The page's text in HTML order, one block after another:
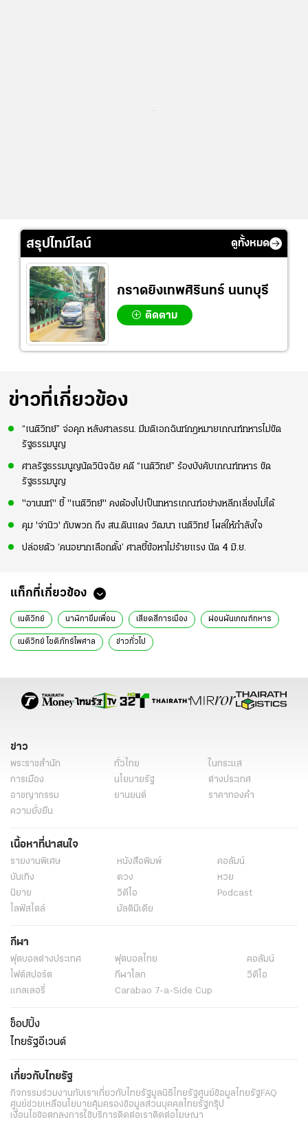
สรุปไทม์ไลน์ ดูทั้งหมด
กราดยิงเทพศิรินทร์ นนทบุรี
ติดตาม
ข่าวที่เกี่ยวข้อง
“เนติวิทย์” จ่อคุก หลังศาลรธน. มีมติเอกฉันท์กฎหมายเกณฑ์ทหารไม่ขัด
รัฐธรรมนูญ
ศาลรัฐธรรมนูญนัดวินิจฉัย คดี “เนติวิทย์” ร้องบังคับเกณฑ์ทหาร ขัด
รัฐธรรมนูญ
"อานนท์" ชี้ "เนติวิทย์" คงต้องไปเป็นทหารเกณฑ์อย่างหลีกเลี่ยงไม่ได้
คุม 'จ่านิว' กับพวก ถึง สน.ดินแดง วัฒนา เนติวิทย์ โผล่ให้กำลังใจ
ปล่อยตัว ‘คนอยากเลือกตั้ง’ ศาลชี้ข้อหาไม่ร้ายแรง นัด 4 มิ.ย.
แท็กที่เกี่ยวข้อง
เนติวิทย์ นาฬิกายืมเพื่อน เสียดสีการเมือง ผ่อนผันเกณฑ์ทหาร
เนติวิทย์ โชติภัทร์ไพศาล ข่าวทั่วไป
ข่าว
พระราชสำนัก ทั่วไทย
ในกระแส
การเมือง
นโยบายรัฐ
ต่างประเทศ
อาชญากรรม
ยานยนต์
ราคาทองคำ
ความยั่งยืน
เนื้อหาที่น่าสนใจ
รายงานพิเศษ หนังสือพิมพ์
คอลัมน์
บันเทิง
ดวง
หวย
นิยาย
วิดีโอ
Podcast
ไลฟ์สไตล์
มัลติมีเดีย
กีฬา
ฟุตบอลต่่างประเทศ ฟุตบอลไทย
คอลัมน์
ไฟต์สปอร์ต
กีฬาโลก
วิดีโอ
แกลเลอรี่
Carabao 7-a-Side Cup
ช็อปปิ้ง
ไทยรัฐอีเวนต์
เกี่ยวกับไทยรัฐ
กิจกรรมร่วมงานกับเราเกี่ยวกับไทยรัฐมูลนิธิไทยรัฐศูนย์ข้อมูลไทยรัฐ FAQ
ศูนย์ช่วยเหลือนโยบายคุ้มครองข้อมูลส่วนบุคคลไทยรัฐกรุ๊ป
เงื่อนไขข้อตกลงการใช้บริการติดต่อเราติดต่อโฆษณา